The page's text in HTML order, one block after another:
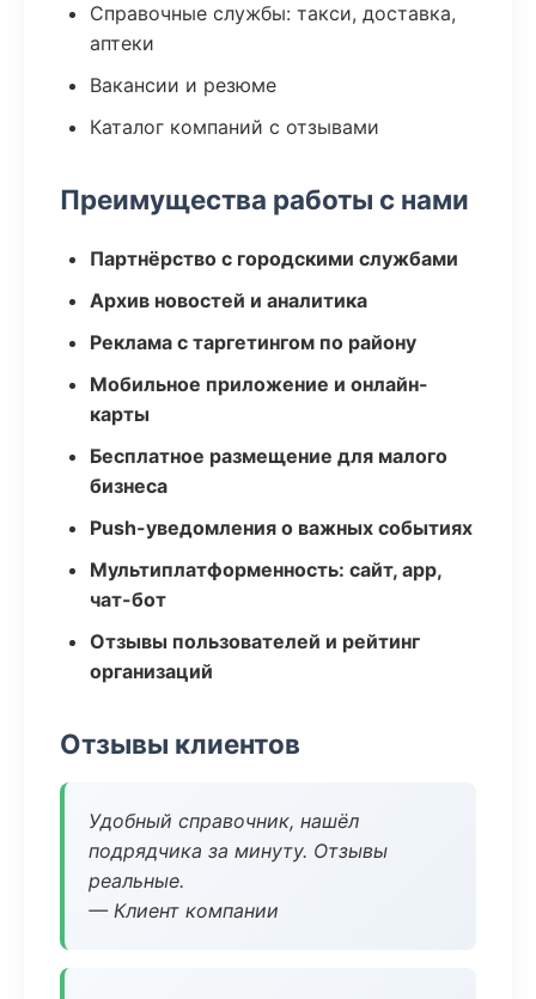
Справочные службы: такси, доставка,
аптеки
Вакансии и резюме
Каталог компаний с отзывами
Преимущества работы с нами
Партнёрство с городскими службами
Архив новостей и аналитика
Реклама с таргетингом по району
Мобильное приложение и онлайн-
карты
Бесплатное размещение для малого
бизнеса
Push-уведомления о важных событиях
Мультиплатформенность: сайт, app,
чат-бот
Отзывы пользователей и рейтинг
организаций
Отзывы клиентов
Удобный справочник, нашёл
подрядчика за минуту. Отзывы
реальные.
— Клиент компании